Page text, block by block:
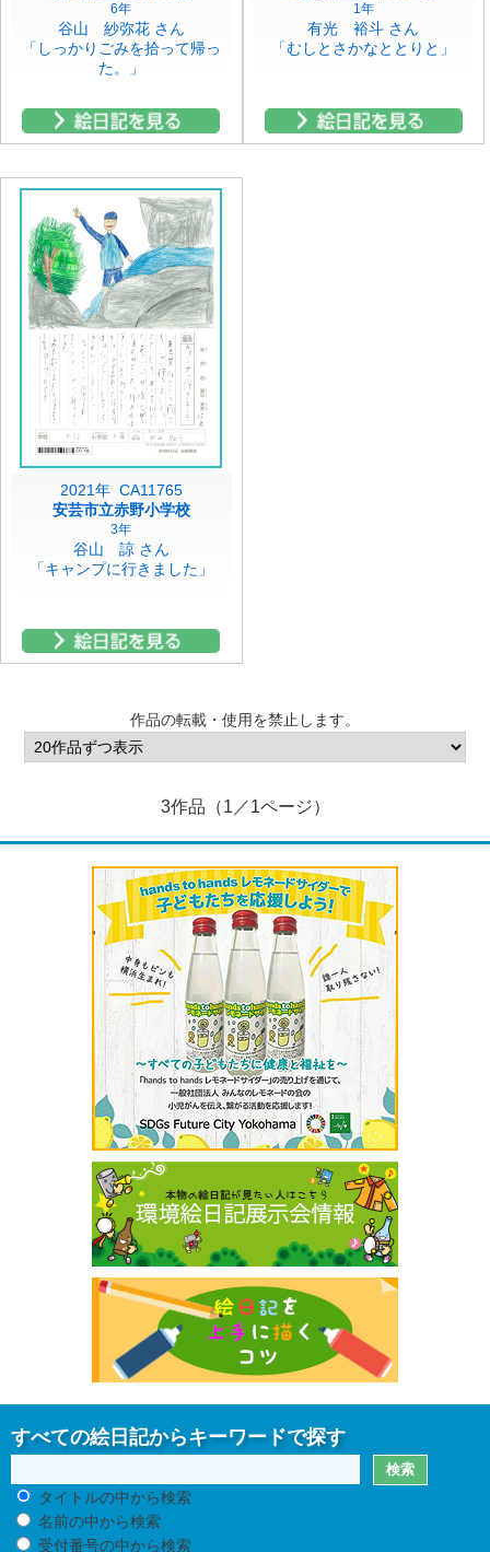
6年
谷山 紗弥花 さん
「しっかりごみを拾って帰っ
た。」
1年
有光 裕斗 さん
「むしとさかなととりと」
2021年 CA11765
安芸市立赤野小学校
3年
谷山 諒 さん
「キャンプに行きました」
作品の転載・使用を禁止します。
3作品（1／1ページ）
すべての絵日記からキーワードで探す
タイトルの中から検索
名前の中から検索
受付番号の中から検索